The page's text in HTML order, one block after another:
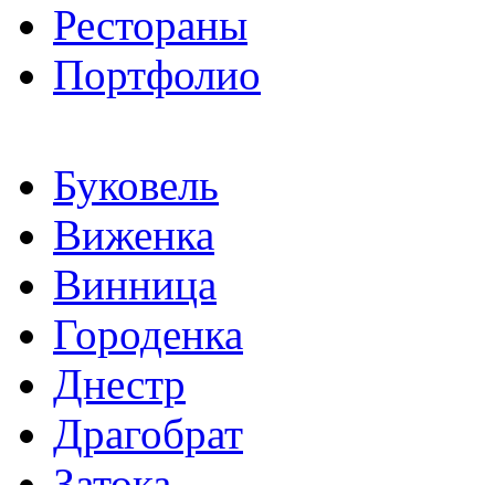
Рестораны
Портфолио
Буковель
Виженка
Винница
Городенка
Днестр
Драгобрат